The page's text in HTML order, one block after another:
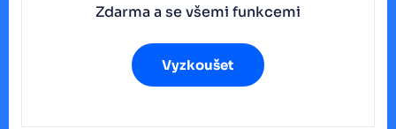
Zdarma a se všemi funkcemi
Vyzkoušet